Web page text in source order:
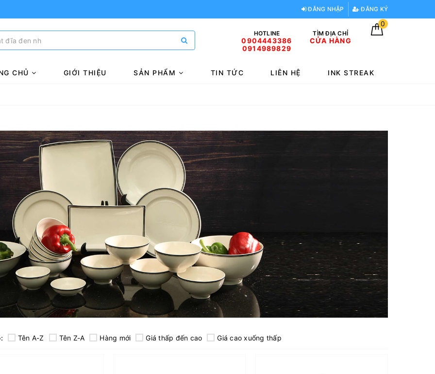
ĐĂNG NHẬP ĐĂNG KÝ
HOTLINE
0904443386
0914989829
TÌM ĐỊA CHỈ
CỬA HÀNG
0
CHỦ GIỚI THIỆU SẢN PHẨM TIN TỨC LIÊN HỆ INK STREAK
Tên A-Z Tên Z-A Hàng mới Giá thấp đến cao Giá cao xuống thấp